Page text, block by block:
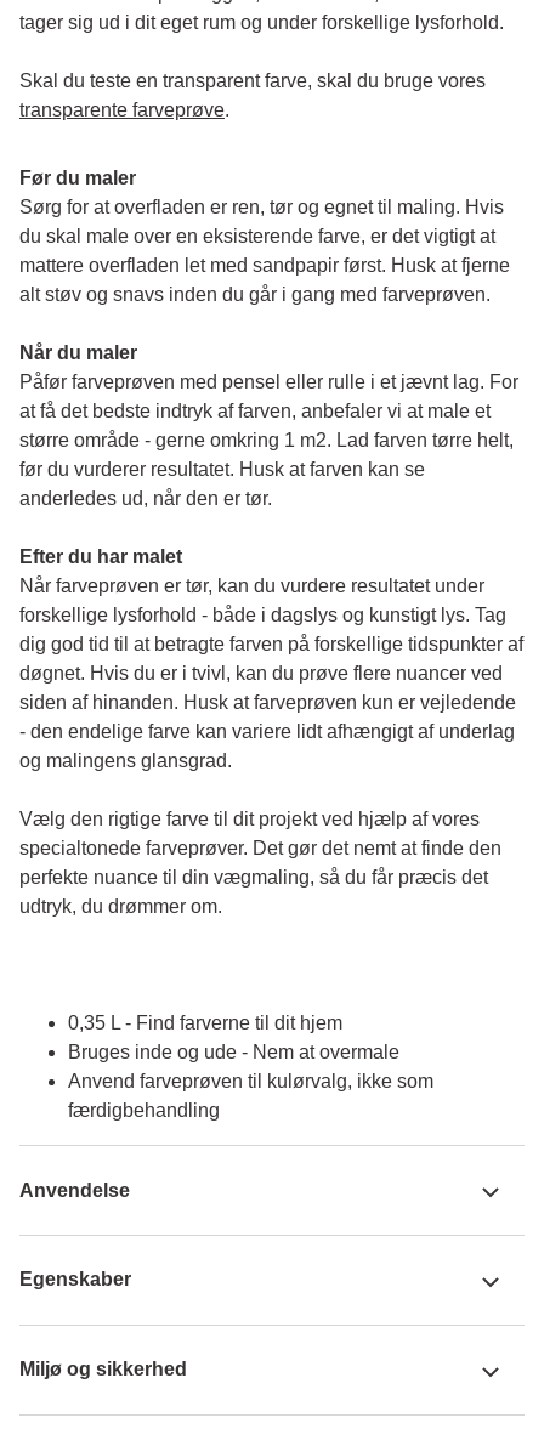
tager sig ud i dit eget rum og under forskellige lysforhold.
transparente farveprøve.
Før du maler
Sørg for at overfladen er ren, tør og egnet til maling. Hvis
du skal male over en eksisterende farve, er det vigtigt at
mattere overfladen let med sandpapir først. Husk at fjerne
alt støv og snavs inden du går i gang med farveprøven.
Når du maler
Påfør farveprøven med pensel eller rulle i et jævnt lag. For
at få det bedste indtryk af farven, anbefaler vi at male et
større område - gerne omkring 1 m2. Lad farven tørre helt,
før du vurderer resultatet. Husk at farven kan se
anderledes ud, når den er tør.
Efter du har malet
Når farveprøven er tør, kan du vurdere resultatet under
forskellige lysforhold - både i dagslys og kunstigt lys. Tag
dig god tid til at betragte farven på forskellige tidspunkter af
døgnet. Hvis du er i tvivl, kan du prøve flere nuancer ved
siden af hinanden. Husk at farveprøven kun er vejledende
- den endelige farve kan variere lidt afhængigt af underlag
og malingens glansgrad.
Vælg den rigtige farve til dit projekt ved hjælp af vores
specialtonede farveprøver. Det gør det nemt at finde den
perfekte nuance til din vægmaling, så du får præcis det
udtryk, du drømmer om.
0,35 L - Find farverne til dit hjem
Bruges inde og ude - Nem at overmale
Anvend farveprøven til kulørvalg, ikke som
færdigbehandling
Anvendelse
Egenskaber
Miljø og sikkerhed